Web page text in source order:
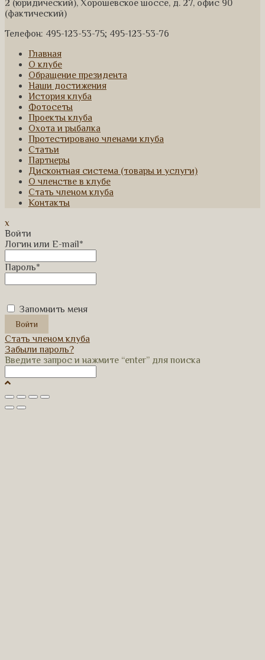
2 (юридический), Хорошевское шоссе, д. 27, офис 90
(фактический)
Телефон: 495-123-53-75; 495-123-53-76
Главная
О клубе
Обращение президента
Наши достижения
История клуба
Фотосеты
Проекты клуба
Охота и рыбалка
Протестировано членами клуба
Статьи
Партнеры
Дисконтная система (товары и услуги)
О членстве в клубе
Стать членом клуба
Контакты
x
Войти
Логин или E-mail*
Пароль*
Запомнить меня
Стать членом клуба
Забыли пароль?
Введите запрос и нажмите “enter” для поиска